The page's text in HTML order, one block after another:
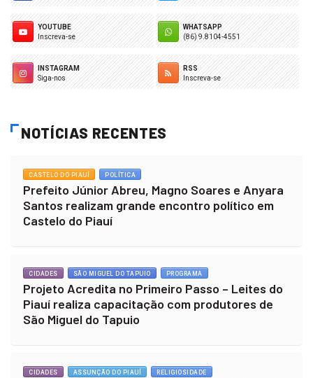
YOUTUBE
Inscreva-se
WHATSAPP
(86) 9.8104-4551
INSTAGRAM
Siga-nos
RSS
Inscreva-se
NOTÍCIAS RECENTES
CASTELO DO PIAUÍ POLÍTICA
Prefeito Júnior Abreu, Magno Soares e Anyara
Santos realizam grande encontro político em
Castelo do Piauí
CIDADES SÃO MIGUEL DO TAPUIO PROGRAMA
Projeto Acredita no Primeiro Passo – Leites do
Piauí realiza capacitação com produtores de
São Miguel do Tapuio
CIDADES ASSUNÇÃO DO PIAUÍ RELIGIOSIDADE